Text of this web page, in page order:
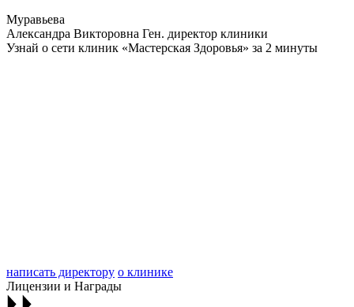
Муравьева
Александра Викторовна Ген. директор клиники
Узнай о сети клиник «Мастерская Здоровья» за 2 минуты
написать директору о клинике
Лицензии и Награды